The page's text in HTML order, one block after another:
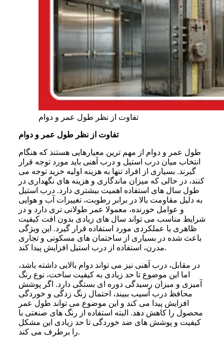
تفاوت از نظر طول عمر و دوام
تفاوت از نظر طول عمر و دوام
طول عمر و دوام از مهم ترین معیارهایی هستند که هنگام
انتخاب میان درب استیل و درب آهنی باید مورد توجه قرار
گیرند. بسیاری از افراد تنها به هزینه اولیه خرید توجه می
کنند، در حالی که میزان ماندگاری و هزینه های نگهداری در
طول سال های استفاده اهمیت بیشتری دارد. درب استیل
به دلیل مقاومت بالا در برابر رطوبت، تغییرات آب و هوایی
و عوامل خورنده، معمولا عمر طولانی تری دارد و در
شرایط مناسب می تواند سال های زیادی بدون افت کیفیت
ظاهری یا عملکردی مورد استفاده قرار گیرد. این ویژگی
باعث شده در بسیاری از ساختمان های مسکونی و تجاری
مدرن، استفاده از درب استیل افزایش پیدا کند.
در مقابل، درب آهنی نیز می تواند دوام بالایی داشته باشد،
اما این موضوع تا حد زیادی به کیفیت ساخت، نوع رنگ
آمیزی و میزان رسیدگی دوره ای بستگی دارد. اگر پوشش
محافظ درب آسیب ببیند، احتمال زنگ زدگی و خوردگی
افزایش پیدا می کند و این موضوع می تواند طول عمر
محصول را کاهش دهد. البته استفاده از رنگ های صنعتی با
کیفیت و پوشش های ضد خوردگی تا حد زیادی این مشکل
را برطرف می کند.